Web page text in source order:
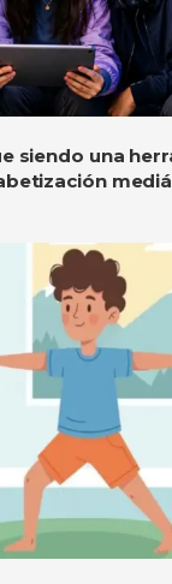
siendo una